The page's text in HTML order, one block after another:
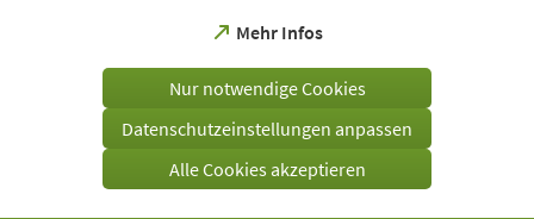
Mehr Infos
(Öffnet
einem
Tab)
Nur notwendige Cookies
Datenschutzeinstellungen anpassen
Alle Cookies akzeptieren